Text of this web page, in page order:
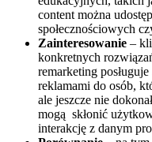
content można
społecznościowych
Zainteresowanie –
konkretnych
remarketing
reklamami do osób,
ale jeszcze nie
mogą skłonić
interakcję z danym